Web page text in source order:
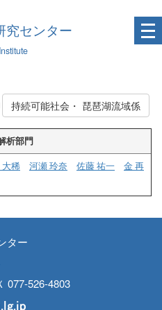
究センター
持続可能社会・ 琵琶湖流域係
析部門
大稀 河瀬 玲奈 佐藤 祐一
金 再
ター
077-526-4803